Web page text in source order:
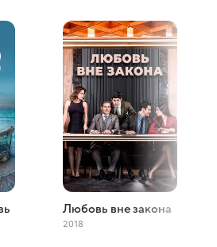
Любовь вне закона
2018